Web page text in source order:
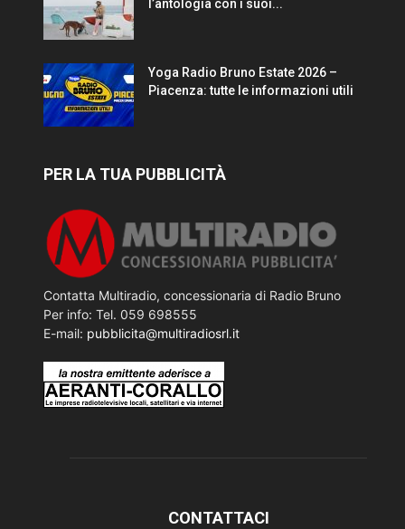
l’antologia con i suoi...
Yoga Radio Bruno Estate 2026 –
Piacenza: tutte le informazioni utili
PER LA TUA PUBBLICITÀ
Contatta Multiradio, concessionaria di Radio Bruno
Per info: Tel. 059 698555
E-mail: pubblicita@multiradiosrl.it
CONTATTACI